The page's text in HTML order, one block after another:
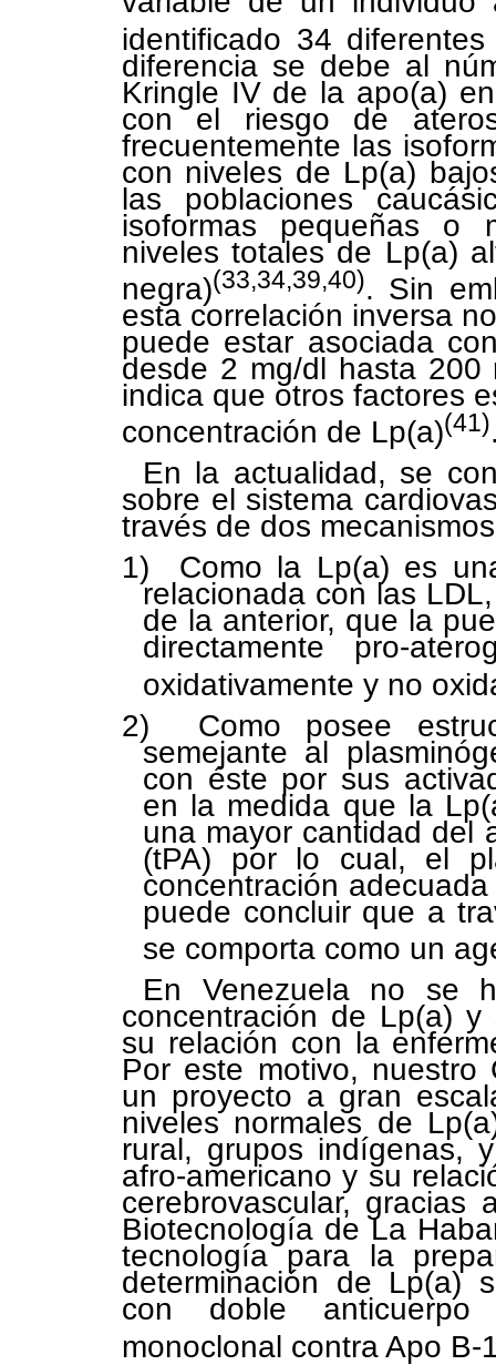
identificado 34
diferencia se debe al
Kringle IV de la apo(a)
con el riesgo de
frecuentemente las
con niveles de Lp(a)
las poblaciones
isoformas pequeñas o
niveles totales de Lp(a)
negra)(33,34,39,40). Sin
esta correlación inversa
puede estar asociada
desde 2 mg/dl hasta 200
indica que otros factores
concentración de Lp(a)(41)
En la actualidad, se
sobre el sistema
través de dos
1) Como la Lp(a) es
relacionada con las
de la anterior, que la
directamente pro-
oxidativamente y no
2) Como posee
semejante al
con éste por sus
en la medida que la
una mayor cantidad del
(tPA) por lo cual, el
concentración
puede concluir que a
se comporta como un
En Venezuela no se
concentración de Lp(a)
su relación con la
Por este motivo,
un proyecto a gran
niveles normales de
rural, grupos indígenas,
afro-americano y su
cerebrovascular,
Biotecnología de La
tecnología para la
determinación de Lp(a)
con doble
monoclonal contra Apo B-